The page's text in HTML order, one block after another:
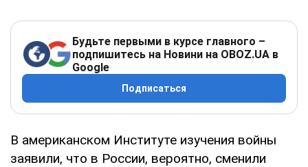
Будьте первыми в курсе главного –
подпишитесь на Новини на OBOZ.UA в
Google
Подписаться
В американском Институте изучения войны
заявили, что в России, вероятно, сменили